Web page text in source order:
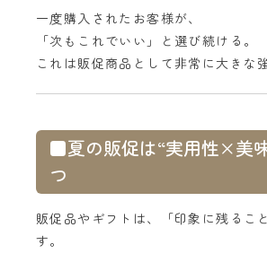
一度購入されたお客様が、
「次もこれでいい」と選び続ける。
これは販促商品として非常に大きな
■夏の販促は“実用性×美
つ
販促品やギフトは、「印象に残るこ
す。